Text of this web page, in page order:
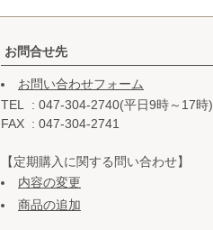
お問合せ先
お問い合わせフォーム
TEL
047-304-2740(平日9時～17時)
FAX
047-304-2741
【定期購入に関する問い合わせ】
内容の変更
商品の追加